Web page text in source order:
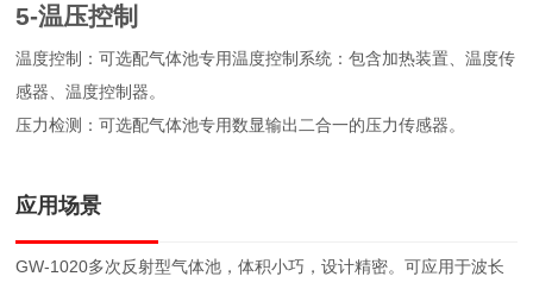
5-温压控制
温度控制：可选配气体池专用温度控制系统：包含加热装置、温度传
感器、温度控制器。
压力检测：可选配气体池专用数显输出二合一的压力传感器。
应用场景
GW-1020多次反射型气体池，体积小巧，设计精密。可应用于波长